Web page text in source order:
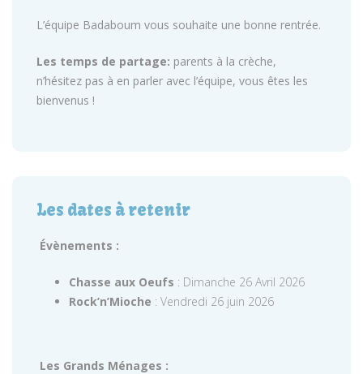
L’équipe Badaboum vous souhaite une bonne rentrée.
Les temps de partage: parents à la crèche,
n’hésitez pas à en parler avec l’équipe, vous êtes les
bienvenus !
Les dates à retenir
Évènements :
Chasse aux Oeufs : Dimanche 26 Avril 2026
Rock’n’Mioche : Vendredi 26 juin 2026
Les Grands Ménages :